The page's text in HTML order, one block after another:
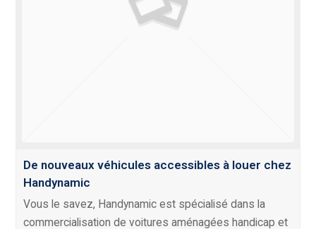
De nouveaux véhicules accessibles à louer chez
Handynamic
Vous le savez, Handynamic est spécialisé dans la
commercialisation de voitures aménagées handicap et